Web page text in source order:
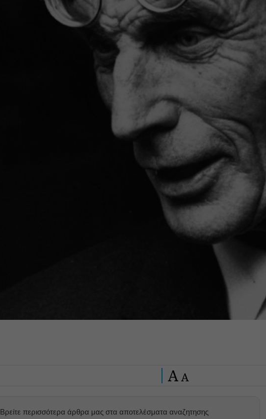
A A
Βρείτε περισσότερα άρθρα μας στα αποτελέσματα αναζητησης